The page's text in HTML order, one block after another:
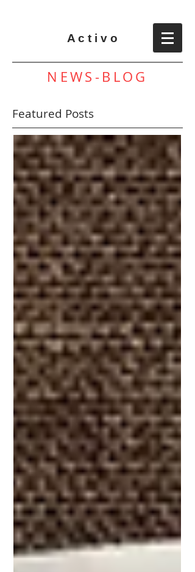
A c t i v o
NEWS-BLOG
Featured Posts